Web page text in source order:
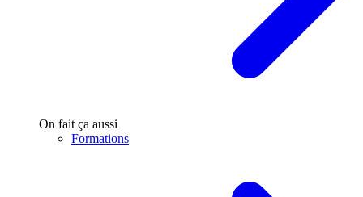
On fait ça aussi
Formations